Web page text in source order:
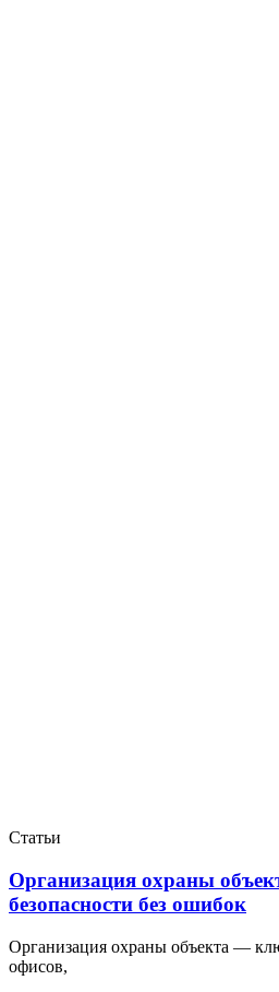
Статьи
Организация охраны
безопасности без ошибок
Организация охраны объекта —
офисов,